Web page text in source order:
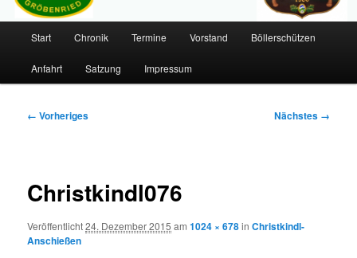
Zum
primären
Start Chronik Termine Vorstand Böllerschützen
Anfahrt Satzung Impressum
Bilder-
← Vorheriges Nächstes →
Christkindl076
Veröffentlicht24. Dezember 2015 am1024 × 678inChristkindl-
Anschießen